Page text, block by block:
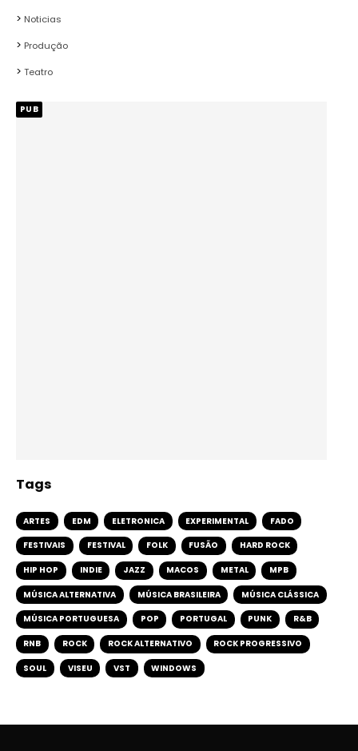
Noticias
Produção
Teatro
PUB
Tags
ARTES EDM ELETRONICA EXPERIMENTAL FADO
FESTIVAIS FESTIVAL FOLK FUSÃO HARD ROCK
HIP HOP INDIE JAZZ MACOS METAL MPB
MÚSICA ALTERNATIVA MÚSICA BRASILEIRA MÚSICA CLÁSSICA
MÚSICA PORTUGUESA POP PORTUGAL PUNK R&B
RNB ROCK ROCK ALTERNATIVO ROCK PROGRESSIVO
SOUL VISEU VST WINDOWS